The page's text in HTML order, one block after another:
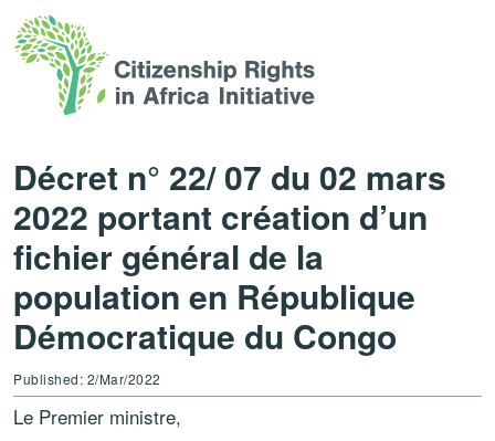
Décret n° 22/ 07 du 02 mars
2022 portant création d’un
fichier général de la
population en République
Démocratique du Congo
Published: 2/Mar/2022
Le Premier ministre,